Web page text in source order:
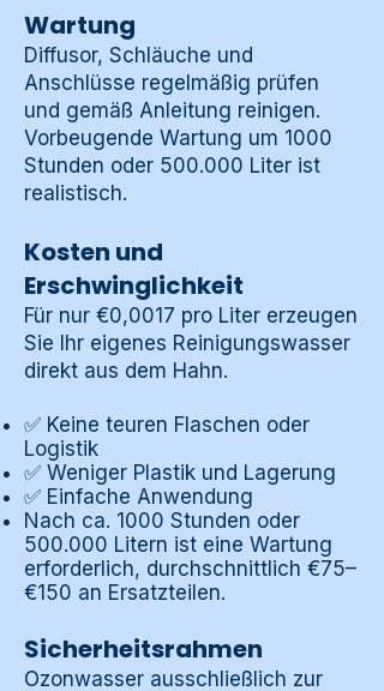
Wartung
Diffusor, Schläuche und
Anschlüsse regelmäßig prüfen
und gemäß Anleitung reinigen.
Vorbeugende Wartung um 1000
Stunden oder 500.000 Liter ist
realistisch.
Kosten und
Erschwinglichkeit
Für nur €0,0017 pro Liter erzeugen
Sie Ihr eigenes Reinigungswasser
direkt aus dem Hahn.
✅ Keine teuren Flaschen oder
Logistik
✅ Weniger Plastik und Lagerung
✅ Einfache Anwendung
Nach ca. 1000 Stunden oder
500.000 Litern ist eine Wartung
erforderlich, durchschnittlich €75–
€150 an Ersatzteilen.
Sicherheitsrahmen
Ozonwasser ausschließlich zur